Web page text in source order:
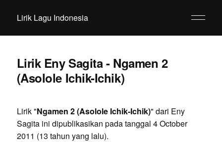
Lirik Lagu Indonesia
Lirik Eny Sagita - Ngamen 2
(Asolole Ichik-Ichik)
Lirik "Ngamen 2 (Asolole Ichik-Ichik)" dari Eny
Sagita ini dipublikasikan pada tanggal 4 October
2011 (13 tahun yang lalu).